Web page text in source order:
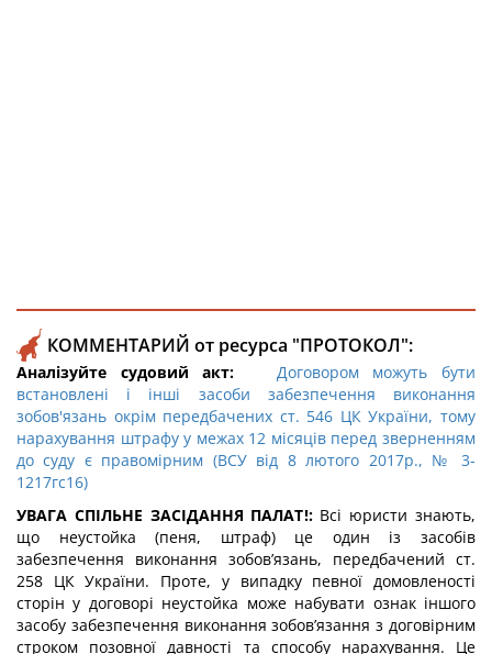
КОММЕНТАРИЙ от ресурса "ПРОТОКОЛ":
Аналізуйте судовий акт:
Договором можуть бути
встановлені і інші засоби забезпечення виконання
зобов'язань окрім передбачених ст. 546 ЦК України, тому
нарахування штрафу у межах 12 місяців перед зверненням
до суду є правомірним (ВСУ від 8 лютого 2017р., № 3-
1217гс16)
УВАГА СПІЛЬНЕ ЗАСІДАННЯ ПАЛАТ!: Всі юристи знають,
що неустойка (пеня, штраф) це один із засобів
забезпечення виконання зобов’язань, передбачений ст.
258 ЦК України. Проте, у випадку певної домовленості
сторін у договорі неустойка може набувати ознак іншого
засобу забезпечення виконання зобов’язання з договірним
строком позовної давності та способу нарахування. Це